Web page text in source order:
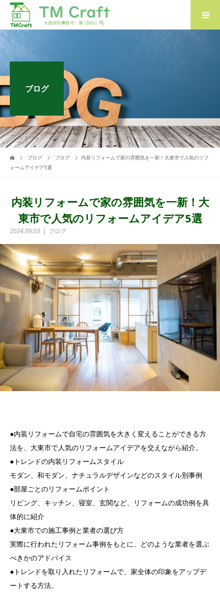
ブログ
ブログ ブログ
内装リフォームで家の雰囲気を一新！大東市で人気のリフ
ォームアイデア5選
内装リフォームで家の雰囲気を一新！大
東市で人気のリフォームアイデア5選
2024.09.03 ブログ
●内装リフォームで自宅の雰囲気を大きく変えることができる方
法を、大東市で人気のリフォームアイデアを交えながら紹介。
●トレンドの内装リフォームスタイル
モダン、和モダン、ナチュラルデザインなどのスタイル別事例
●部屋ごとのリフォームポイント
リビング、キッチン、寝室、玄関など、リフォームの成功例を具
体的に紹介
●大東市での施工事例と業者の選び方
実際に行われたリフォーム事例をもとに、どのような業者を選ぶ
べきかのアドバイス
●トレンドを取り入れたリフォームで、家全体の印象をアップデ
ートする方法。